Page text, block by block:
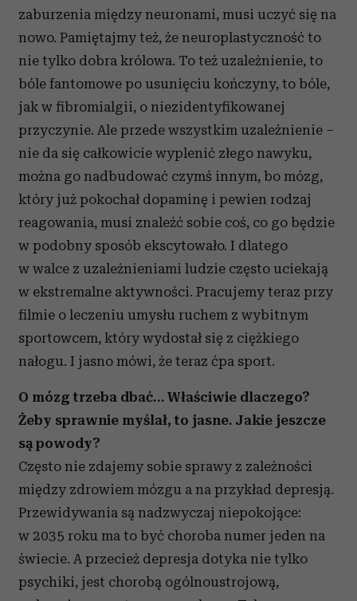
zaburzenia między neuronami, musi uczyć się na
nowo. Pamiętajmy też, że neuroplastyczność to
nie tylko dobra królowa. To też uzależnienie, to
bóle fantomowe po usunięciu kończyny, to bóle,
jak w fibromialgii, o niezidentyfikowanej
przyczynie. Ale przede wszystkim uzależnienie –
nie da się całkowicie wyplenić złego nawyku,
można go nadbudować czymś innym, bo mózg,
który już pokochał dopaminę i pewien rodzaj
reagowania, musi znaleźć sobie coś, co go będzie
w podobny sposób ekscytowało. I dlatego
w walce z uzależnieniami ludzie często uciekają
w ekstremalne aktywności. Pracujemy teraz przy
filmie o leczeniu umysłu ruchem z wybitnym
sportowcem, który wydostał się z ciężkiego
nałogu. I jasno mówi, że teraz ćpa sport.
O mózg trzeba dbać… Właściwie dlaczego?
Żeby sprawnie myślał, to jasne. Jakie jeszcze
są powody?
Często nie zdajemy sobie sprawy z zależności
między zdrowiem mózgu a na przykład depresją.
Przewidywania są nadzwyczaj niepokojące:
w 2035 roku ma to być choroba numer jeden na
świecie. A przecież depresja dotyka nie tylko
psychiki, jest chorobą ogólnoustrojową,